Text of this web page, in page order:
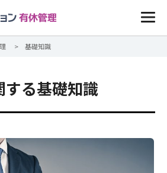
基礎知識
する基礎知識